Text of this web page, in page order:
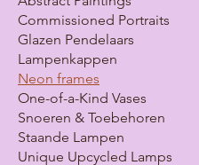
Commissioned Portraits
Glazen Pendelaars
Lampenkappen
Neon frames
One-of-a-Kind Vases
Snoeren & Toebehoren
Staande Lampen
Unique Upcycled Lamps